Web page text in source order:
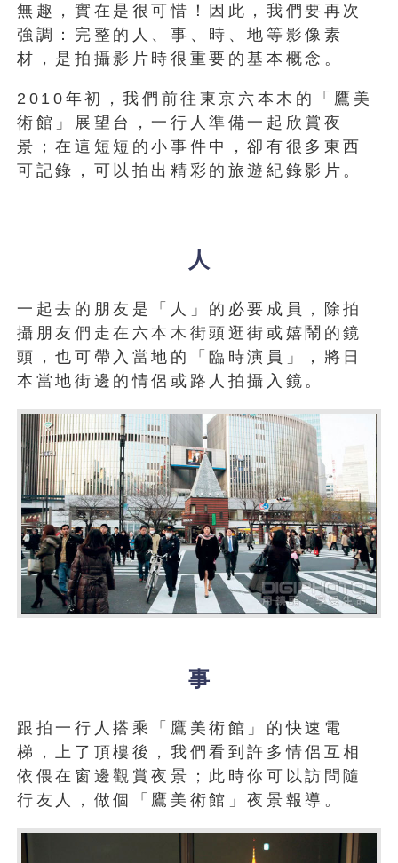
無趣，實在是很可惜！因此，我們要再次
強調：完整的人、事、時、地等影像素
材，是拍攝影片時很重要的基本概念。
2010年初，我們前往東京六本木的「鷹美
術館」展望台，一行人準備一起欣賞夜
景；在這短短的小事件中，卻有很多東西
可記錄，可以拍出精彩的旅遊紀錄影片。
人
一起去的朋友是「人」的必要成員，除拍
攝朋友們走在六本木街頭逛街或嬉鬧的鏡
頭，也可帶入當地的「臨時演員」，將日
本當地街邊的情侶或路人拍攝入鏡。
事
跟拍一行人搭乘「鷹美術館」的快速電
梯，上了頂樓後，我們看到許多情侶互相
依偎在窗邊觀賞夜景；此時你可以訪問隨
行友人，做個「鷹美術館」夜景報導。